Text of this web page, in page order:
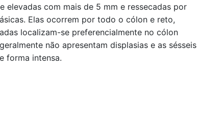
elevadas com mais de 5 mm e ressecadas por
Elas ocorrem por todo o cólon e reto,
localizam-se preferencialmente no cólon
não apresentam displasias e as sésseis
forma intensa.